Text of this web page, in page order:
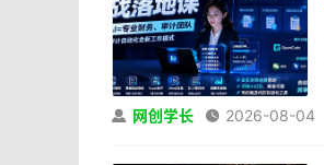
 网创学长  2026-08-04